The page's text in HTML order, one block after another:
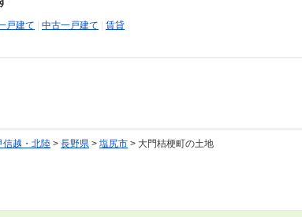
戸建て 中古一戸建て 賃貸
信越・北陸 > 長野県 > 塩尻市 > 大門桔梗町の土地